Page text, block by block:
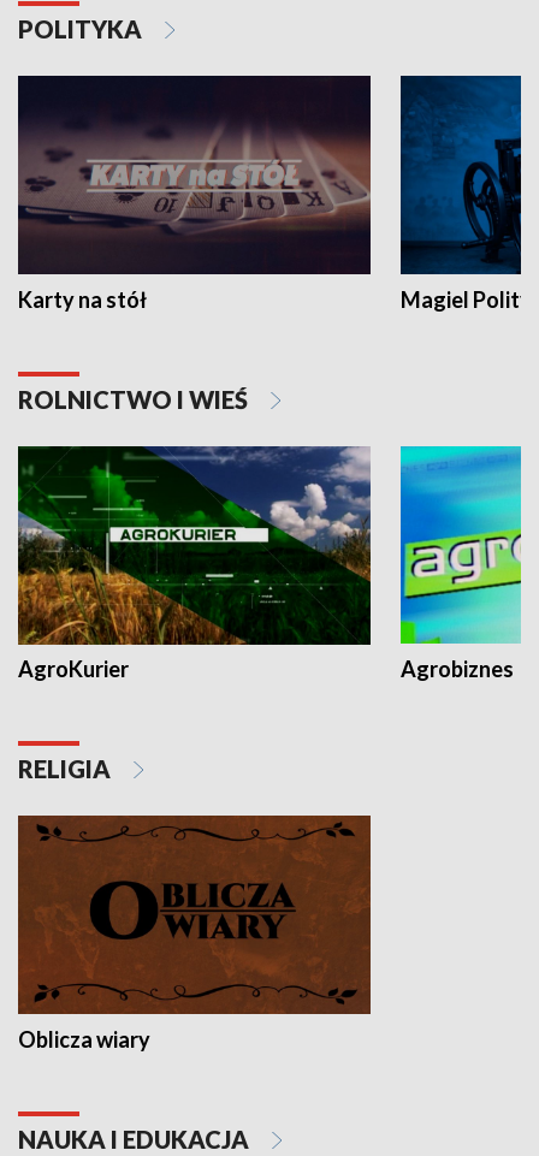
POLITYKA
Karty na stół Magiel
ROLNICTWO I WIEŚ
AgroKurier Agrobiznes
RELIGIA
Oblicza wiary
NAUKA I EDUKACJA